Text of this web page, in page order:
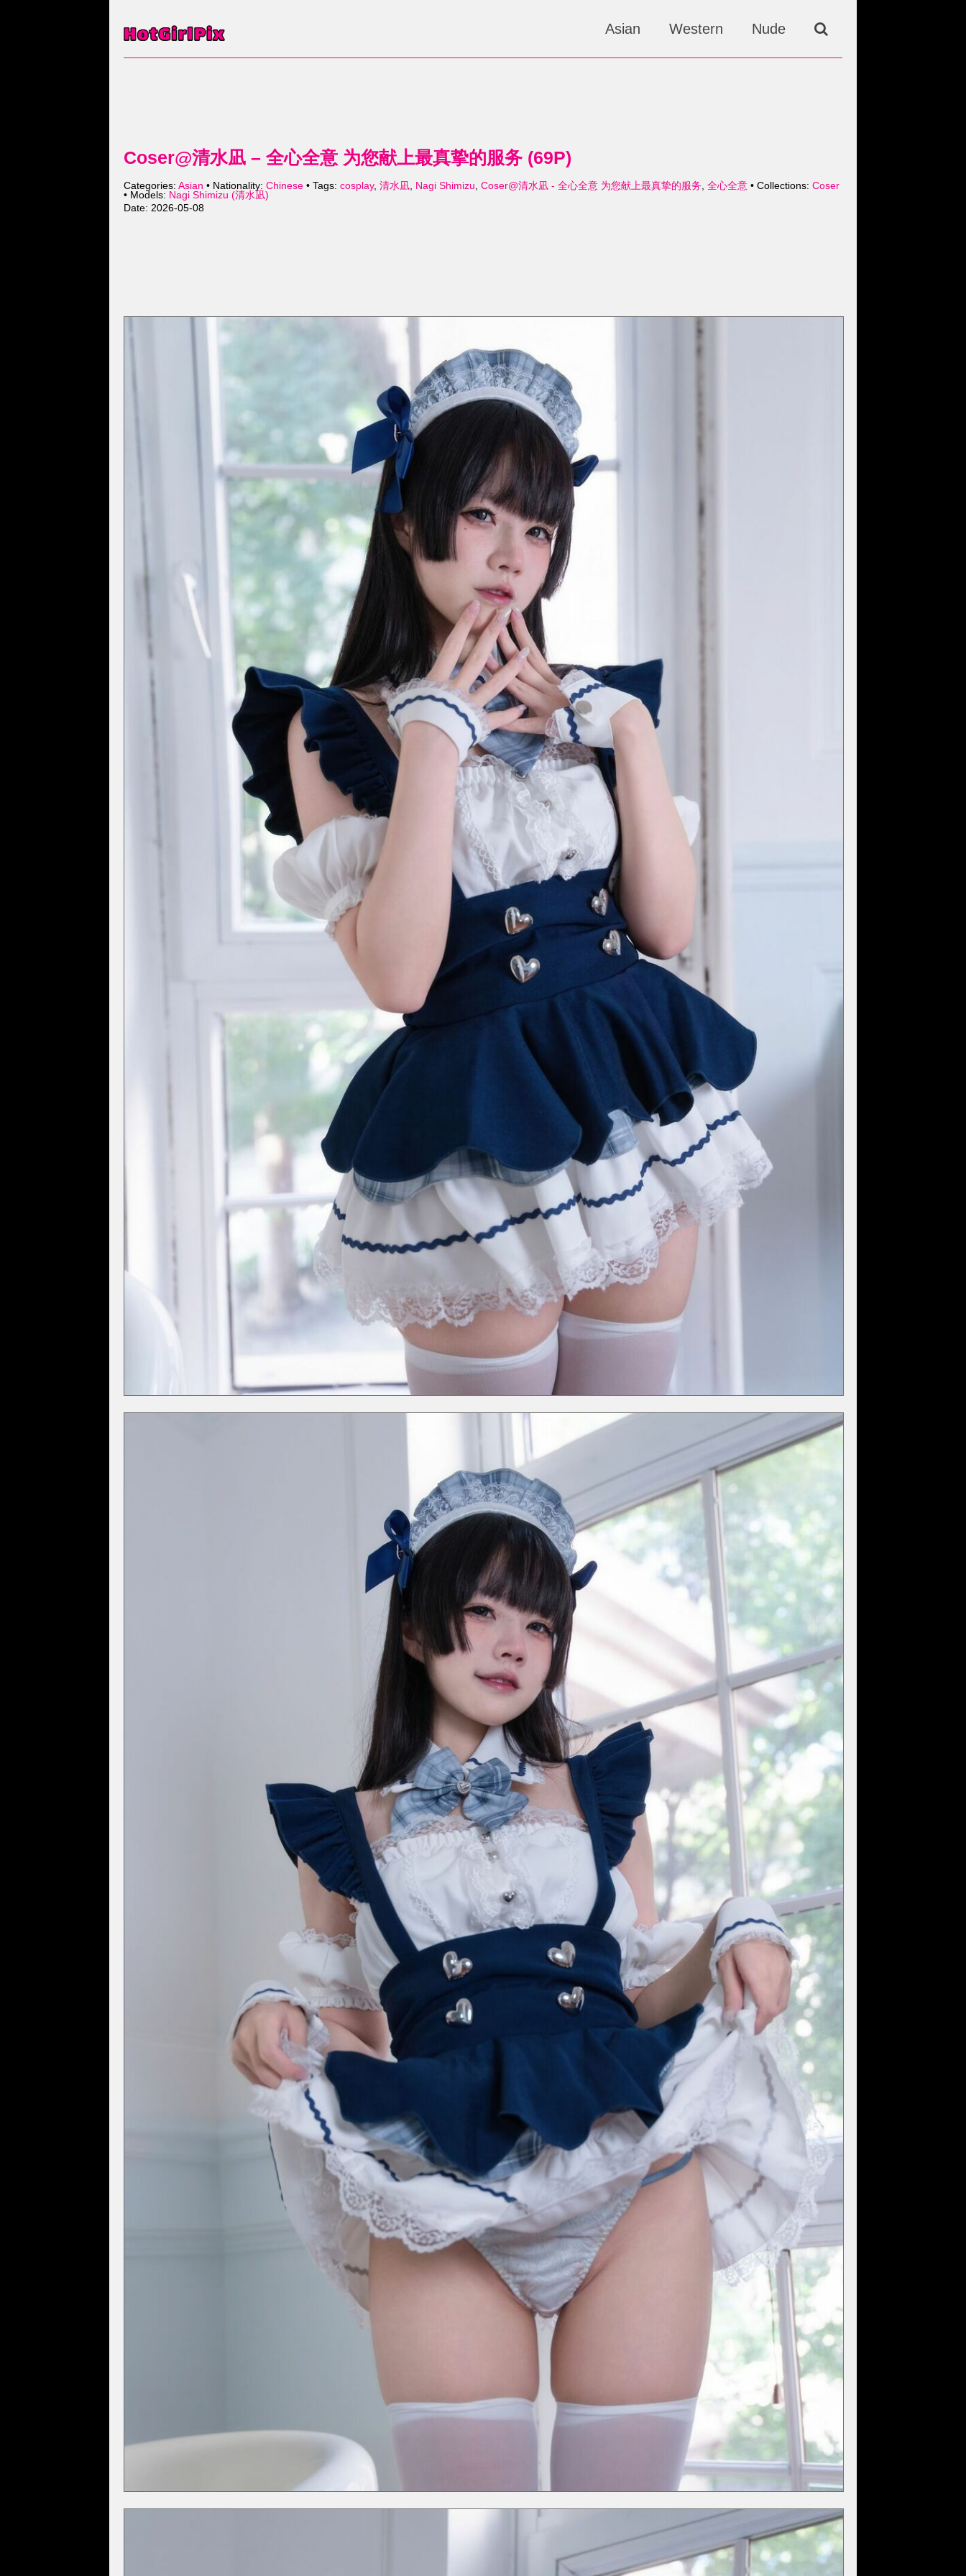
Asian Western Nude
Coser@清水凪 – 全心全意 为您献上最真挚的服务 (69P)
Categories: Asian • Nationality: Chinese • Tags: cosplay, 清水凪, Nagi Shimizu, Coser@清水凪 - 全心全意 为您献上最真挚的服务, 全心全意 • Collections: Coser
• Models: Nagi Shimizu (清水凪)
Date: 2026-05-08